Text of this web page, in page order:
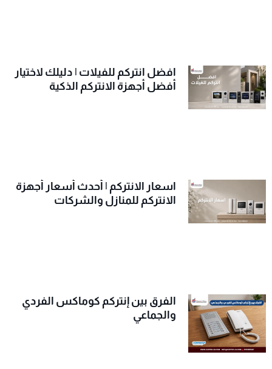
افضل انتركم للفيلات | دليلك لاختيار
أفضل أجهزة الانتركم الذكية
اسعار الانتركم | أحدث أسعار أجهزة
الانتركم للمنازل والشركات
الفرق بين إنتركم كوماكس الفردي
والجماعي